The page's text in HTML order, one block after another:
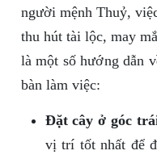
người mệnh Thuỷ,
thu hút tài lộc, may
là một số hướng dẫn
bàn làm việc:
Đặt cây ở góc
vị trí tốt nhất để